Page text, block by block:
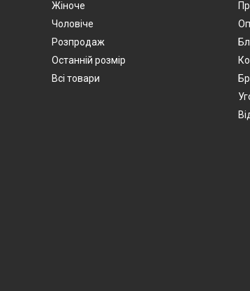
Жіноче
Чоловіче
Розпродаж
Останній розмір
Всі товари